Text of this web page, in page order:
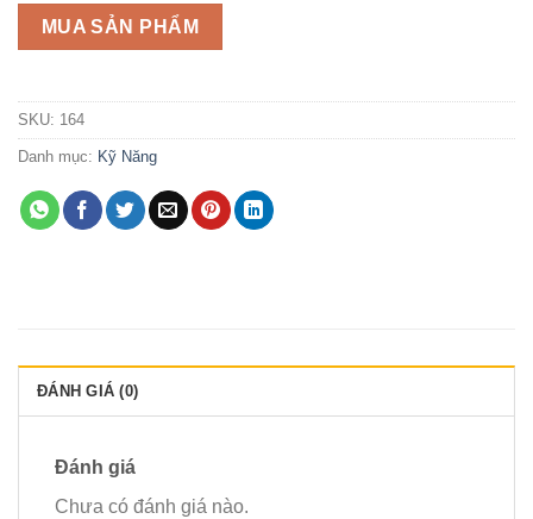
MUA SẢN PHẨM
SKU: 164
Danh mục: Kỹ Năng
ĐÁNH GIÁ (0)
Đánh giá
Chưa có đánh giá nào.